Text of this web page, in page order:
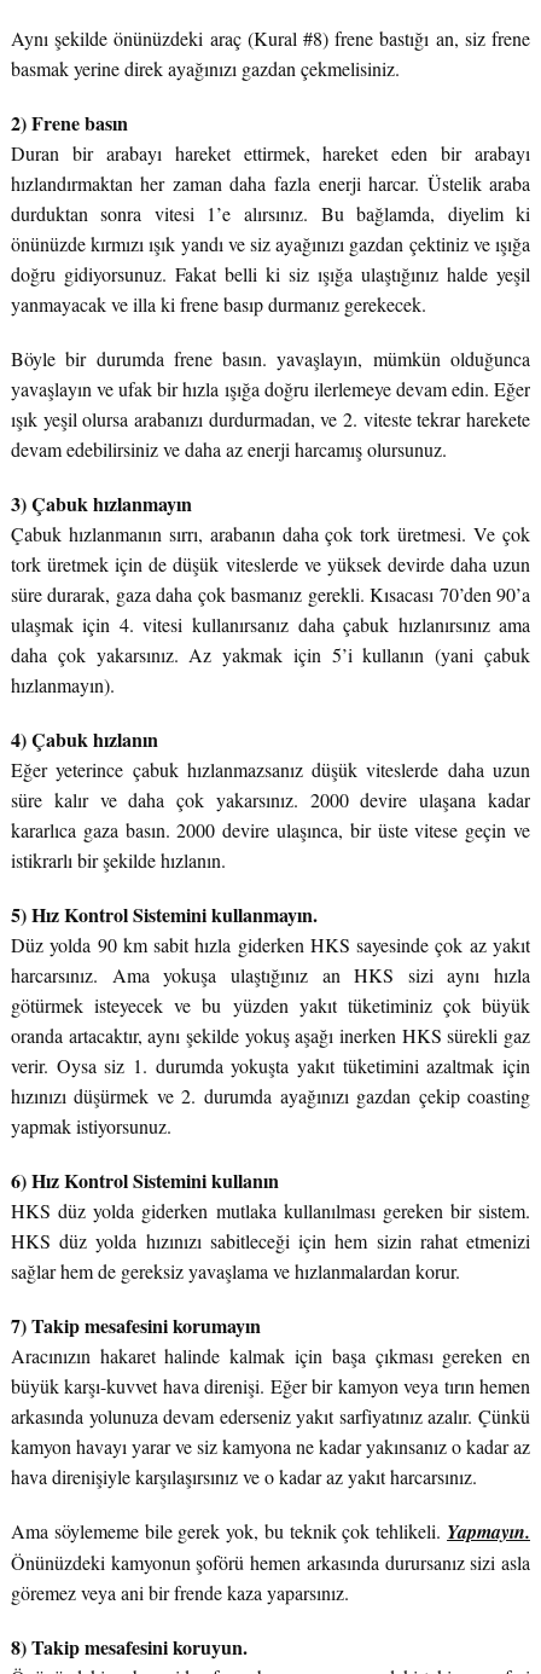
Aynı şekilde önünüzdeki araç (Kural #8) frene bastığı an, siz frene
basmak yerine direk ayağınızı gazdan çekmelisiniz.
2) Frene basın
Duran bir arabayı hareket ettirmek, hareket eden bir arabayı
hızlandırmaktan her zaman daha fazla enerji harcar. Üstelik araba
durduktan sonra vitesi 1’e alırsınız. Bu bağlamda, diyelim ki
önünüzde kırmızı ışık yandı ve siz ayağınızı gazdan çektiniz ve ışığa
doğru gidiyorsunuz. Fakat belli ki siz ışığa ulaştığınız halde yeşil
yanmayacak ve illa ki frene basıp durmanız gerekecek.
Böyle bir durumda frene basın. yavaşlayın, mümkün olduğunca
yavaşlayın ve ufak bir hızla ışığa doğru ilerlemeye devam edin. Eğer
ışık yeşil olursa arabanızı durdurmadan, ve 2. viteste tekrar harekete
devam edebilirsiniz ve daha az enerji harcamış olursunuz.
3) Çabuk hızlanmayın
Çabuk hızlanmanın sırrı, arabanın daha çok tork üretmesi. Ve çok
tork üretmek için de düşük viteslerde ve yüksek devirde daha uzun
süre durarak, gaza daha çok basmanız gerekli. Kısacası 70’den 90’a
ulaşmak için 4. vitesi kullanırsanız daha çabuk hızlanırsınız ama
daha çok yakarsınız. Az yakmak için 5’i kullanın (yani çabuk
hızlanmayın).
4) Çabuk hızlanın
Eğer yeterince çabuk hızlanmazsanız düşük viteslerde daha uzun
süre kalır ve daha çok yakarsınız. 2000 devire ulaşana kadar
kararlıca gaza basın. 2000 devire ulaşınca, bir üste vitese geçin ve
istikrarlı bir şekilde hızlanın.
5) Hız Kontrol Sistemini kullanmayın.
Düz yolda 90 km sabit hızla giderken HKS sayesinde çok az yakıt
harcarsınız. Ama yokuşa ulaştığınız an HKS sizi aynı hızla
götürmek isteyecek ve bu yüzden yakıt tüketiminiz çok büyük
oranda artacaktır, aynı şekilde yokuş aşağı inerken HKS sürekli gaz
verir. Oysa siz 1. durumda yokuşta yakıt tüketimini azaltmak için
hızınızı düşürmek ve 2. durumda ayağınızı gazdan çekip coasting
yapmak istiyorsunuz.
6) Hız Kontrol Sistemini kullanın
HKS düz yolda giderken mutlaka kullanılması gereken bir sistem.
HKS düz yolda hızınızı sabitleceği için hem sizin rahat etmenizi
sağlar hem de gereksiz yavaşlama ve hızlanmalardan korur.
7) Takip mesafesini korumayın
Aracınızın hakaret halinde kalmak için başa çıkması gereken en
büyük karşı-kuvvet hava direnişi. Eğer bir kamyon veya tırın hemen
arkasında yolunuza devam ederseniz yakıt sarfiyatınız azalır. Çünkü
kamyon havayı yarar ve siz kamyona ne kadar yakınsanız o kadar az
hava direnişiyle karşılaşırsınız ve o kadar az yakıt harcarsınız.
Ama söylememe bile gerek yok, bu teknik çok tehlikeli. Yapmayın.
Önünüzdeki kamyonun şoförü hemen arkasında durursanız sizi asla
göremez veya ani bir frende kaza yaparsınız.
8) Takip mesafesini koruyun.